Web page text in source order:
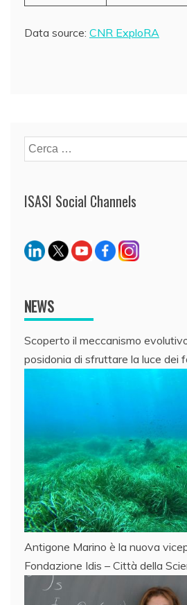
Data source: CNR ExploRA
Ricerca
per:
ISASI Social Channels
NEWS
Scoperto il meccanismo
posidonia di sfruttare la luce dei
Antigone Marino è la nuova
Fondazione Idis – Città della